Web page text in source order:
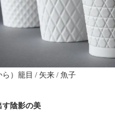
ら）籠目 / 矢来 / 魚子
す陰影の美